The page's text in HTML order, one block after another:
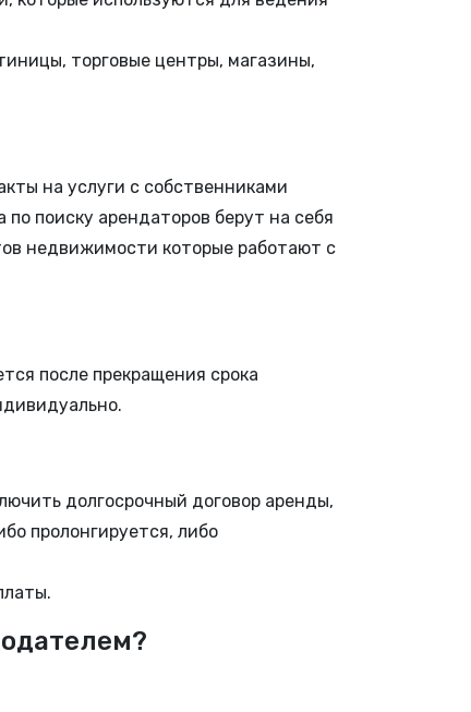
торговые центры, магазины,
на услуги с собственниками
поиску арендаторов берут на себя
недвижимости которые работают с
после прекращения срока
долгосрочный договор аренды,
пролонгируется, либо